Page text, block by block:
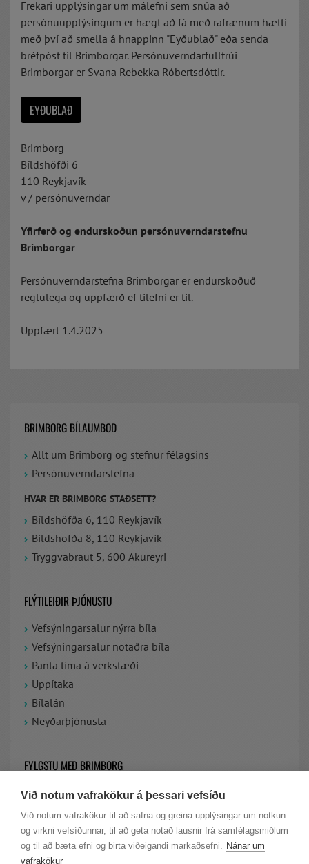
Við notum vafrakökur á þessari vefsíðu
Við notum vafrakökur til að safna og greina upplýsingar um notkun
og virkni vefsíðunnar, til að geta notað lausnir frá samfélagsmiðlum
og til að bæta efni og birta viðeigandi markaðsefni. Nánar um
vafrakökur
Frekari upplýsingar um málefni sem snúa að
persónuupplýsingum er hægt að fá með rafrænum hætti
með því að smella á hnappinn "Eyðublað" eða senda
bréfpóst til Brimborgar. Persónuverndarfulltrúi
Brimborgar er Svana Rebekka Róbertsdóttir.
EYÐUBLAÐ
Brimborg
Bíldshöfði 6
110 Reykjavík
v / persónuverndar
Yfirferð og endurskoðun persónuverndarstefnu
Brimborgar
Persónuverndarstefna Brimborgar er endurskoðuð
reglulega og uppfærð ef tilefni er til.
Uppfært 1.4.2025
BRIMBORG BÍLAUMBOÐ
Allt um Brimborg og stefnur félagsins
Persónuverndarstefna
HVAR ER BRIMBORG STAÐSETT?
Bíldshöfða 6, 110 Reykjavík
Bíldshöfða 8, 110 Reykjavík
Tryggvabraut 5, 600 Akureyri
FLÝTILEIÐIR ÞJÓNUSTU
Vefsýningarsalur nýrra bíla
Vefsýningarsalur notaðra bíla
Panta tíma á verkstæði
Uppítaka
Bílalán
Neyðarþjónusta
FYLGSTU MEÐ BRIMBORG
VIÐ ERUM Á FACEBOOK
LAUS STÖRF HJÁ BRIMBORG